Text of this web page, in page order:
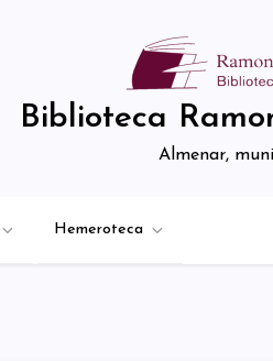
Biblioteca
Almenar,
Hemeroteca